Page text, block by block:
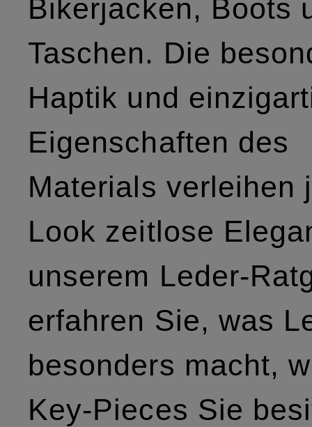
Bikerjacken, Boots
Taschen. Die
Haptik und
Eigenschaften des
Materials verleihen
Look zeitlose
unserem Leder-
erfahren Sie, was
besonders macht,
Key-Pieces Sie